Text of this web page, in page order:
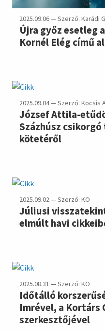
2025.09.06 — Szerző: Karádi
Újra győz esetleg
Kornél Elég című
2025.09.04 — Szerző: Kocsis
József Attila-
Százhúsz
kötetéről
2025.09.02 — Szerző: KO
Júliusi
elmúlt havi
2025.08.31 — Szerző: KO
Időtálló
Imrével, a Kortárs
szerkesztőjével